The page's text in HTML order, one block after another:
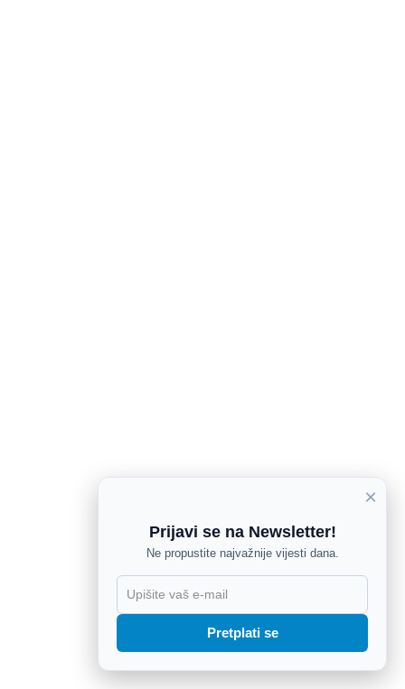
×
Prijavi se na Newsletter!
Ne propustite najvažnije vijesti dana.
Pretplati se